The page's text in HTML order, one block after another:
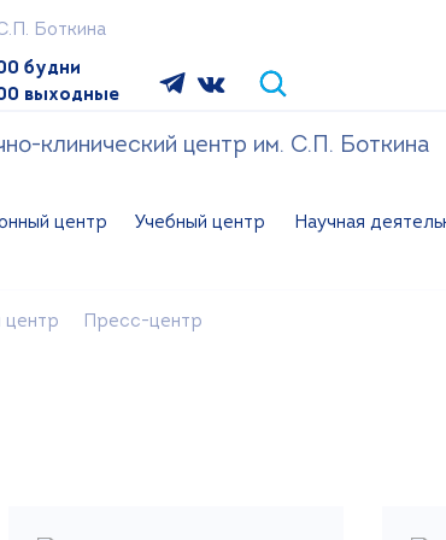
Боткина
будни
выходные
клинический центр им. С.П. Боткина
центр Учебный центр Научная
центр Пресс-центр